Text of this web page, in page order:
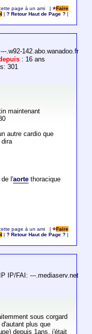
page à un ami |
Faire
|? Retour Haut de Page ?
.w92-142.abo.wanadoo.fr
: 16 ans
301
maintenant
autre cardio que
l'aortethoracique
page à un ami |
Faire
|? Retour Haut de Page ?
IP/FAI: ---.mediaserv.net
sous corgard
plus que
depuis 1ans. j'était